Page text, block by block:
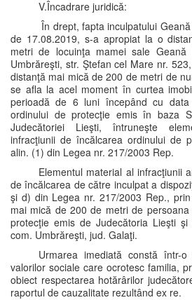
V.Încadrare juridică:
În drept, fapta inculpatului
de 17.08.2019, s-a apropiat la o
metri de locuinţa mamei sale
Umbrăreşti, str. Ştefan cel Mare nr.
distanţă mai mică de 200 de metri de
se afla la acel moment în curtea
perioadă de 6 luni începând cu
ordinului de protecţie emis în baza
Judecătoriei Lieşti, întruneşte
infracţiunii de încălcarea ordinului de
alin. (1) din Legea nr. 217/2003 Rep.
Elementul material al infracţiunii
de încălcarea de către inculpat a
şi d) din Legea nr. 217/2003 Rep.,
mai mică de 200 de metri de
protecţie emis de Judecătoria Lieşti
com. Umbrăreşti, jud. Galaţi.
Urmarea imediată constă într-
valorilor sociale care ocrotesc familia,
obiect respectarea hotărârilor
raportul de cauzalitate rezultând ex re.